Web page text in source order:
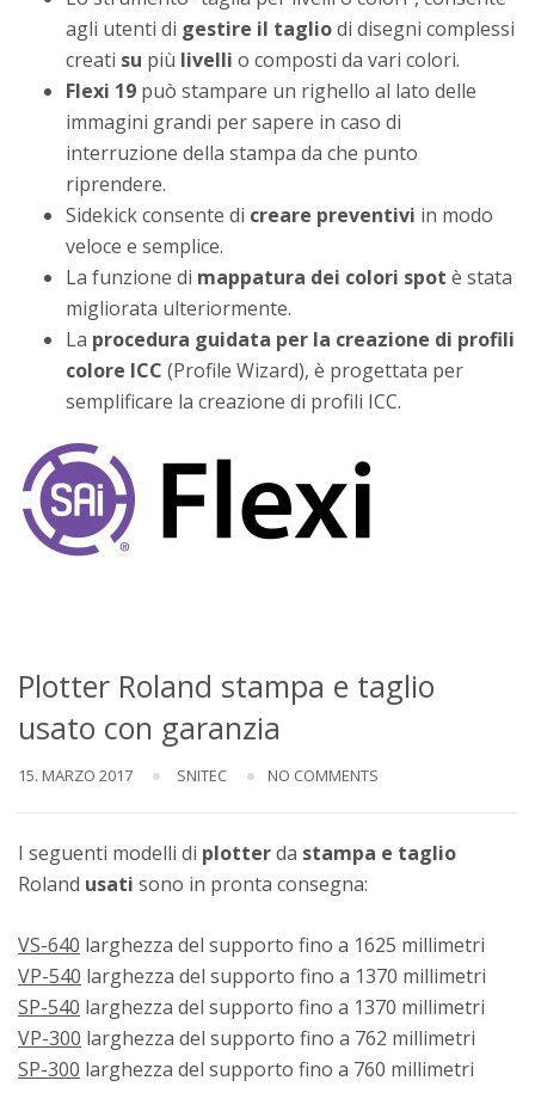
agli utenti di gestire il tagliodi disegni complessi
creati su più livelli o composti da vari colori.
Flexi 19 può stampare un righello al lato delle
immagini grandi per sapere in caso di
interruzione della stampa da che punto
riprendere.
Sidekick consente di creare preventivi in modo
veloce e semplice.
La funzione di mappatura dei colori spot è stata
migliorata ulteriormente.
La procedura guidata per la creazione di profili
colore ICC (Profile Wizard), è progettata per
semplificare la creazione di profili ICC.
Plotter Roland stampa e taglio
usato con garanzia
15. MARZO 2017 SNITEC NO COMMENTS
I seguenti modelli di plotterda stampa e taglio
Roland usati sono in pronta consegna:
VS-640 larghezza del supporto fino a 1625 millimetri
VP-540 larghezza del supporto fino a 1370 millimetri
SP-540 larghezza del supporto fino a 1370 millimetri
VP-300 larghezza del supporto fino a 762 millimetri
SP-300 larghezza del supporto fino a 760 millimetri